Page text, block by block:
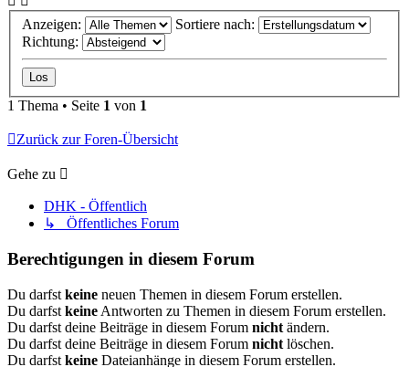
Anzeigen:
Sortiere nach:
Richtung:
1 Thema • Seite 1 von 1
Zurück zur Foren-Übersicht
Gehe zu
DHK - Öffentlich
↳ Öffentliches Forum
Berechtigungen in diesem Forum
Du darfst keine neuen Themen in diesem Forum erstellen.
Du darfst keine Antworten zu Themen in diesem Forum erstellen.
Du darfst deine Beiträge in diesem Forum nicht ändern.
Du darfst deine Beiträge in diesem Forum nicht löschen.
Du darfst keine Dateianhänge in diesem Forum erstellen.